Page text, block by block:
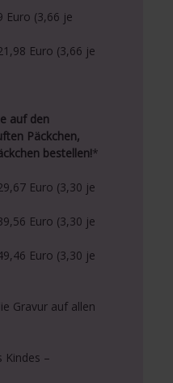
Euro (3,66 je
Euro (3,66 je
auf den
Päckchen,
bestellen!*
Euro (3,30 je
Euro (3,30 je
Euro (3,30 je
Gravur auf allen
Kindes –